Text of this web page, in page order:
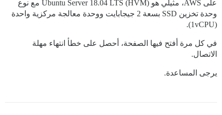
على AWS، مثيلي هو Ubuntu Server 18.04 LTS (HVM) مع نوع
وحدة تخزين SSD بسعة 2 جيجابايت ووحدة معالجة مركزية واحدة
(1vCPU).
في كل مرة أفتح فيها الصفحة، أحصل على خطأ انتهاء مهلة
الاتصال.
يرجى المساعدة.